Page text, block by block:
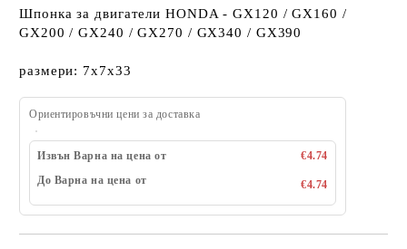
Шпонка за двигатели HONDA - GX120 / GX160 /
GX200 / GX240 / GX270 / GX340 / GX390
размери: 7x7x33
Ориентировъчни цени за доставка
Извън Варна на цена от
€4.74
До Варна на цена от
€4.74